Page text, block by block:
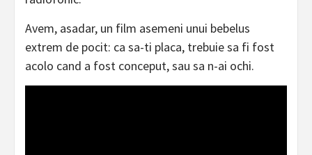
Avem, asadar, un film asemeni unui bebelus
extrem de pocit: ca sa-ti placa, trebuie sa fi fost
acolo cand a fost conceput, sau sa n-ai ochi.